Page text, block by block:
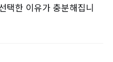
택한 이유가 충분해집니